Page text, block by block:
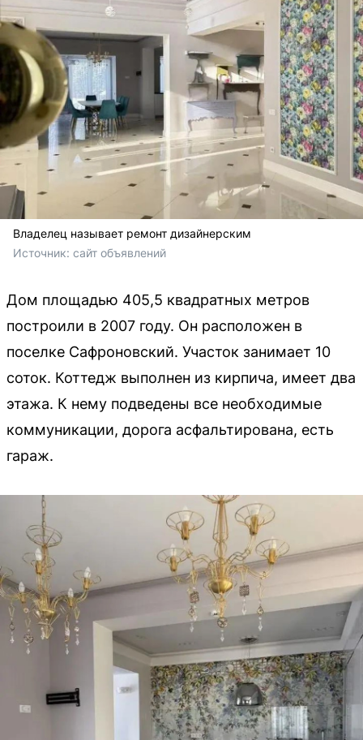
Владелец называет ремонт дизайнерским
Источник: сайт объявлений
Дом площадью 405,5 квадратных метров
построили в 2007 году. Он расположен в
поселке Сафроновский. Участок занимает 10
соток. Коттедж выполнен из кирпича, имеет два
этажа. К нему подведены все необходимые
коммуникации, дорога асфальтирована, есть
гараж.